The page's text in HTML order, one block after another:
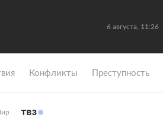
6 августа, 11:26
Конфликты Преступность